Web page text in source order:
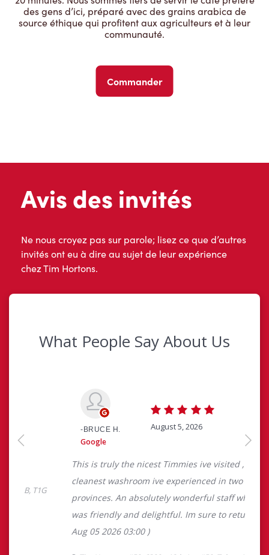
des gens d’ici, préparé avec des grains arabica de
source éthique qui profitent aux agriculteurs et à leur
communauté.
Commander
Avis des invités
Ne nous croyez pas sur parole; lisez ce que d’autres
invités ont eu à dire au sujet de leur expérience
chez Tim Hortons.